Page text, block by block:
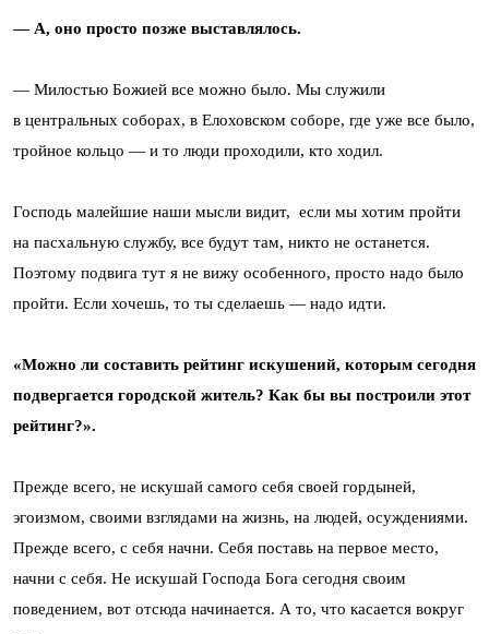
— А, оно просто позже выставлялось.
— Милостью Божией все можно было. Мы служили
в центральных соборах, в Елоховском соборе, где уже все было,
тройное кольцо — и то люди проходили, кто ходил.
Господь малейшие наши мысли видит, если мы хотим пройти
на пасхальную службу, все будут там, никто не останется.
Поэтому подвига тут я не вижу особенного, просто надо было
пройти. Если хочешь, то ты сделаешь — надо идти.
«Можно ли составить рейтинг искушений, которым сегодня
подвергается городской житель? Как бы вы построили этот
рейтинг?».
Прежде всего, не искушай самого себя своей гордыней,
эгоизмом, своими взглядами на жизнь, на людей, осуждениями.
Прежде всего, с себя начни. Себя поставь на первое место,
начни с себя. Не искушай Господа Бога сегодня своим
поведением, вот отсюда начинается. А то, что касается вокруг